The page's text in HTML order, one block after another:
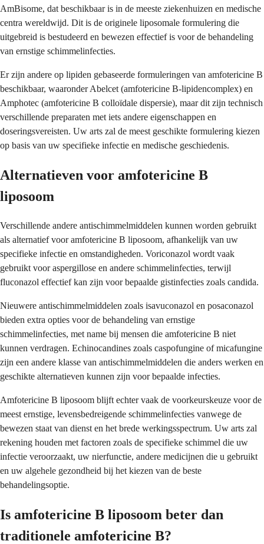
AmBisome, dat beschikbaar is in de meeste ziekenhuizen en medische
centra wereldwijd. Dit is de originele liposomale formulering die
uitgebreid is bestudeerd en bewezen effectief is voor de behandeling
van ernstige schimmelinfecties.
Er zijn andere op lipiden gebaseerde formuleringen van amfotericine B
beschikbaar, waaronder Abelcet (amfotericine B-lipidencomplex) en
Amphotec (amfotericine B colloïdale dispersie), maar dit zijn technisch
verschillende preparaten met iets andere eigenschappen en
doseringsvereisten. Uw arts zal de meest geschikte formulering kiezen
op basis van uw specifieke infectie en medische geschiedenis.
Alternatieven voor amfotericine B
liposoom
Verschillende andere antischimmelmiddelen kunnen worden gebruikt
als alternatief voor amfotericine B liposoom, afhankelijk van uw
specifieke infectie en omstandigheden. Voriconazol wordt vaak
gebruikt voor aspergillose en andere schimmelinfecties, terwijl
fluconazol effectief kan zijn voor bepaalde gistinfecties zoals candida.
Nieuwere antischimmelmiddelen zoals isavuconazol en posaconazol
bieden extra opties voor de behandeling van ernstige
schimmelinfecties, met name bij mensen die amfotericine B niet
kunnen verdragen. Echinocandines zoals caspofungine of micafungine
zijn een andere klasse van antischimmelmiddelen die anders werken en
geschikte alternatieven kunnen zijn voor bepaalde infecties.
Amfotericine B liposoom blijft echter vaak de voorkeurskeuze voor de
meest ernstige, levensbedreigende schimmelinfecties vanwege de
bewezen staat van dienst en het brede werkingsspectrum. Uw arts zal
rekening houden met factoren zoals de specifieke schimmel die uw
infectie veroorzaakt, uw nierfunctie, andere medicijnen die u gebruikt
en uw algehele gezondheid bij het kiezen van de beste
behandelingsoptie.
Is amfotericine B liposoom beter dan
traditionele amfotericine B?